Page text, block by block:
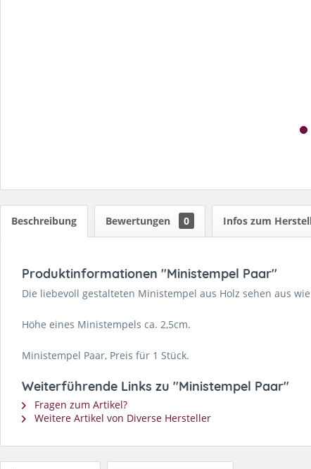
Beschreibung Bewertungen 0 Infos zum
Produktinformationen "Ministempel Paar"
Die liebevoll gestalteten Ministempel aus Holz sehen aus
Höhe eines Ministempels ca. 2,5cm.
Ministempel Paar, Preis für 1 Stück.
Weiterführende Links zu "Ministempel Paar"
Fragen zum Artikel?
Weitere Artikel von Diverse Hersteller